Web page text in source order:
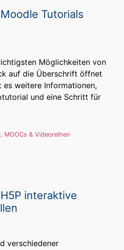
Tutorials
Möglichkeiten von
auf die Überschrift öffnet
es weitere Informationen,
und eine Schritt für
MOOCs & Videoreihen
interaktive
verschiedener